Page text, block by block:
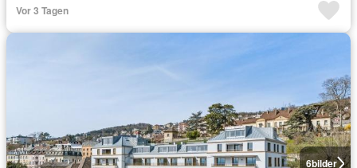
Vor 3 Tagen
6bilder